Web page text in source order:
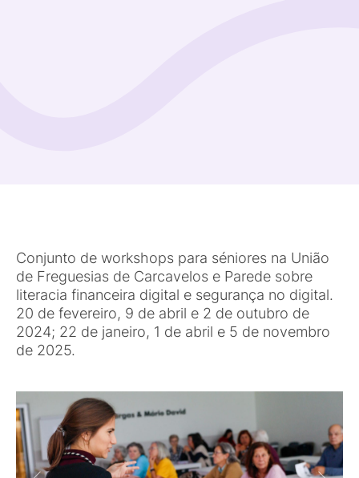
Conjunto de workshops para séniores na União
de Freguesias de Carcavelos e Parede sobre
literacia financeira digital e segurança no digital.
20 de fevereiro, 9 de abril e 2 de outubro de
2024; 22 de janeiro, 1 de abril e 5 de novembro
de 2025.